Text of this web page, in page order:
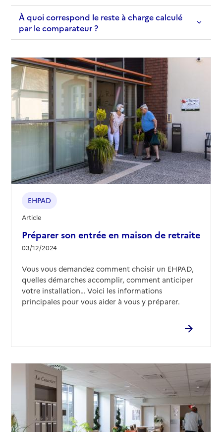
À quoi correspond le reste à charge calculé
par le comparateur ?
Préparer son entrée en maison de retraite
03/12/2024
EHPAD
Article
Vous vous demandez comment choisir un EHPAD,
quelles démarches accomplir, comment anticiper
votre installation… Voici les informations
principales pour vous aider à vous y préparer.